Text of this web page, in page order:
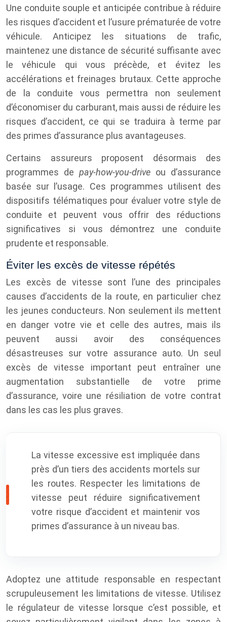
Une conduite souple et anticipée contribue à réduire
les risques d’accident et l’usure prématurée de votre
véhicule. Anticipez les situations de trafic,
maintenez une distance de sécurité suffisante avec
le véhicule qui vous précède, et évitez les
accélérations et freinages brutaux. Cette approche
de la conduite vous permettra non seulement
d’économiser du carburant, mais aussi de réduire les
risques d’accident, ce qui se traduira à terme par
des primes d’assurance plus avantageuses.
Certains assureurs proposent désormais des
programmes de pay-how-you-drive ou d’assurance
basée sur l’usage. Ces programmes utilisent des
dispositifs télématiques pour évaluer votre style de
conduite et peuvent vous offrir des réductions
significatives si vous démontrez une conduite
prudente et responsable.
Éviter les excès de vitesse répétés
Les excès de vitesse sont l’une des principales
causes d’accidents de la route, en particulier chez
les jeunes conducteurs. Non seulement ils mettent
en danger votre vie et celle des autres, mais ils
peuvent aussi avoir des conséquences
désastreuses sur votre assurance auto. Un seul
excès de vitesse important peut entraîner une
augmentation substantielle de votre prime
d’assurance, voire une résiliation de votre contrat
dans les cas les plus graves.
La vitesse excessive est impliquée dans
près d’un tiers des accidents mortels sur
les routes. Respecter les limitations de
vitesse peut réduire significativement
votre risque d’accident et maintenir vos
primes d’assurance à un niveau bas.
Adoptez une attitude responsable en respectant
scrupuleusement les limitations de vitesse. Utilisez
le régulateur de vitesse lorsque c’est possible, et